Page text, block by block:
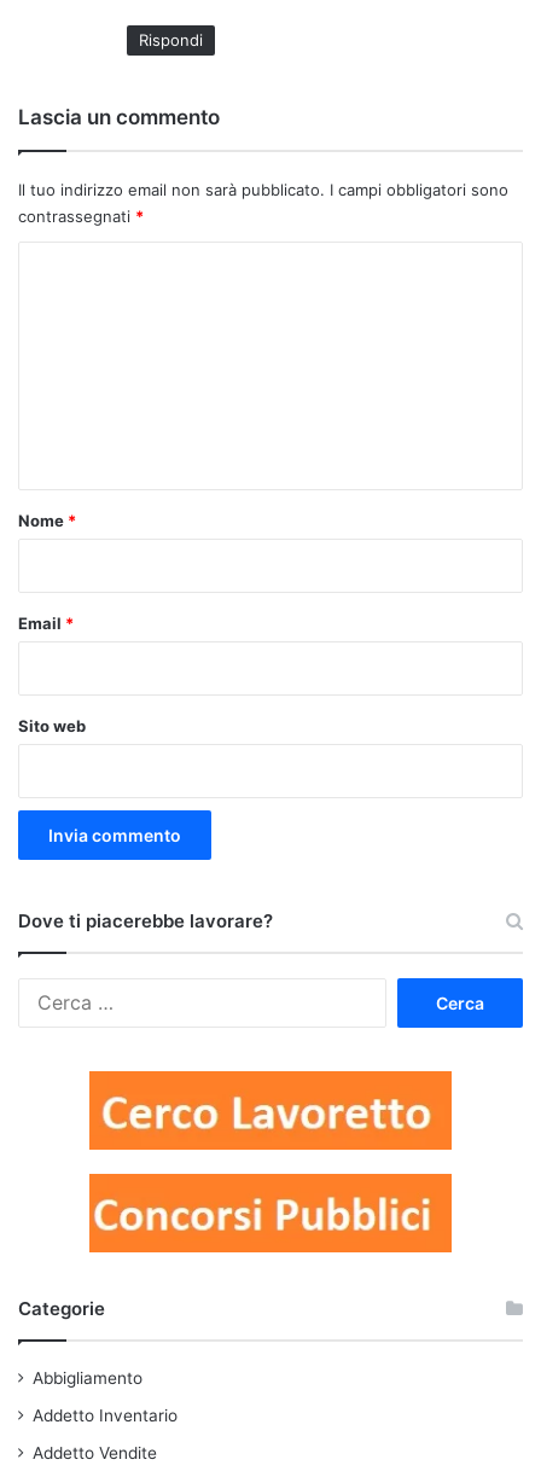
Rispondi
Lascia un commento
Il tuo indirizzo email non sarà pubblicato. I campi obbligatori sono
contrassegnati *
o
Nome *
Email *
Sito web
Dove ti piacerebbe lavorare?
Categorie
Abbigliamento
Addetto Inventario
Addetto Vendite